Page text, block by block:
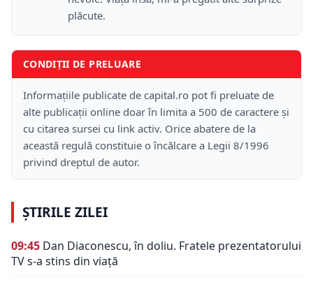
plăcute.
CONDIȚII DE PRELUARE
Informațiile publicate de capital.ro pot fi preluate de
alte publicații online doar în limita a 500 de caractere și
cu citarea sursei cu link activ. Orice abatere de la
această regulă constituie o încălcare a Legii 8/1996
privind dreptul de autor.
ȘTIRILE ZILEI
09:45 Dan Diaconescu, în doliu. Fratele prezentatorului
TV s-a stins din viață